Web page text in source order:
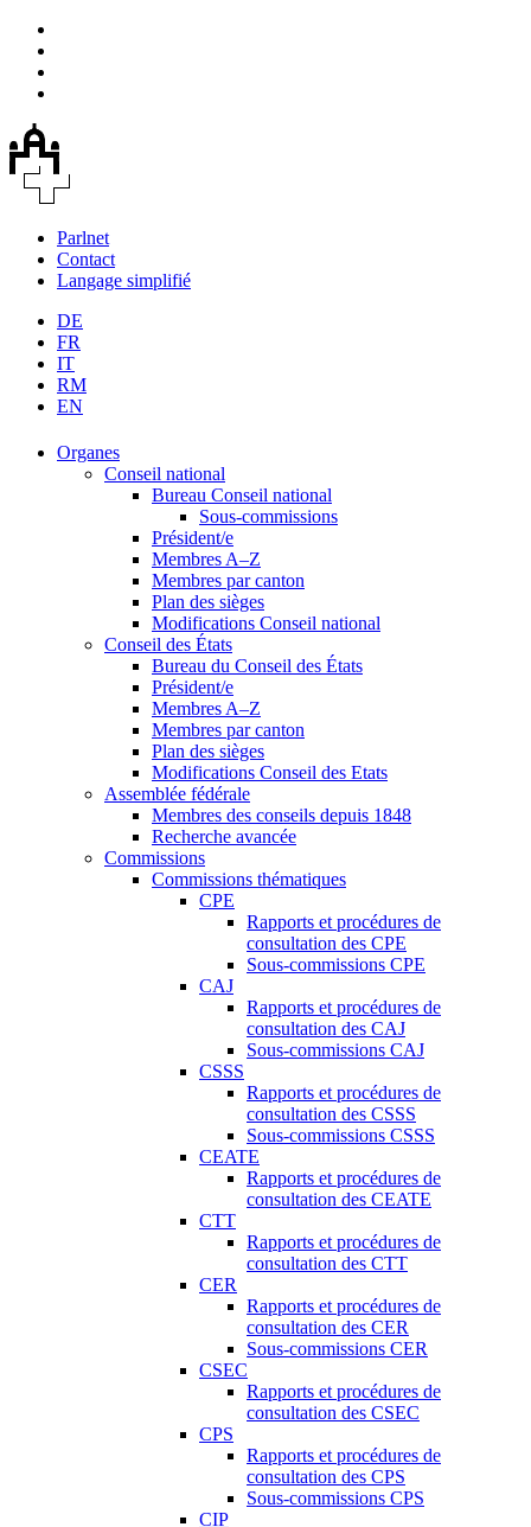
Parlnet
Contact
Langage simplifié
DE
FR
IT
RM
EN
Organes
Conseil national
Bureau Conseil national
Sous-commissions
Président/e
Membres A–Z
Membres par canton
Plan des sièges
Modifications Conseil national
Conseil des États
Bureau du Conseil des États
Président/e
Membres A–Z
Membres par canton
Plan des sièges
Modifications Conseil des Etats
Assemblée fédérale
Membres des conseils depuis 1848
Recherche avancée
Commissions
Commissions thématiques
CPE
Rapports et procédures de
consultation des CPE
Sous-commissions CPE
CAJ
Rapports et procédures de
consultation des CAJ
Sous-commissions CAJ
CSSS
Rapports et procédures de
consultation des CSSS
Sous-commissions CSSS
CEATE
Rapports et procédures de
consultation des CEATE
CTT
Rapports et procédures de
consultation des CTT
CER
Rapports et procédures de
consultation des CER
Sous-commissions CER
CSEC
Rapports et procédures de
consultation des CSEC
CPS
Rapports et procédures de
consultation des CPS
Sous-commissions CPS
CIP